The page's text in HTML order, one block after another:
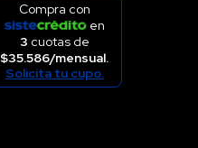
Compra con
en
3 cuotas de
$35.586/mensual.
Solicita tu cupo.